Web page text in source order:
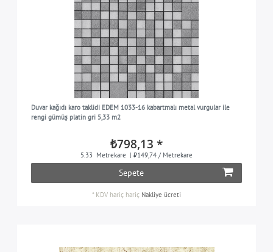
Duvar kağıdı karo taklidi EDEM 1033-16 kabartmalı metal vurgular ile
rengi gümüş platin gri 5,33 m2
₺798,13 *
5.33 Metrekare | ₺149,74 / Metrekare
Sepete
* KDV hariç hariç Nakliye ücreti